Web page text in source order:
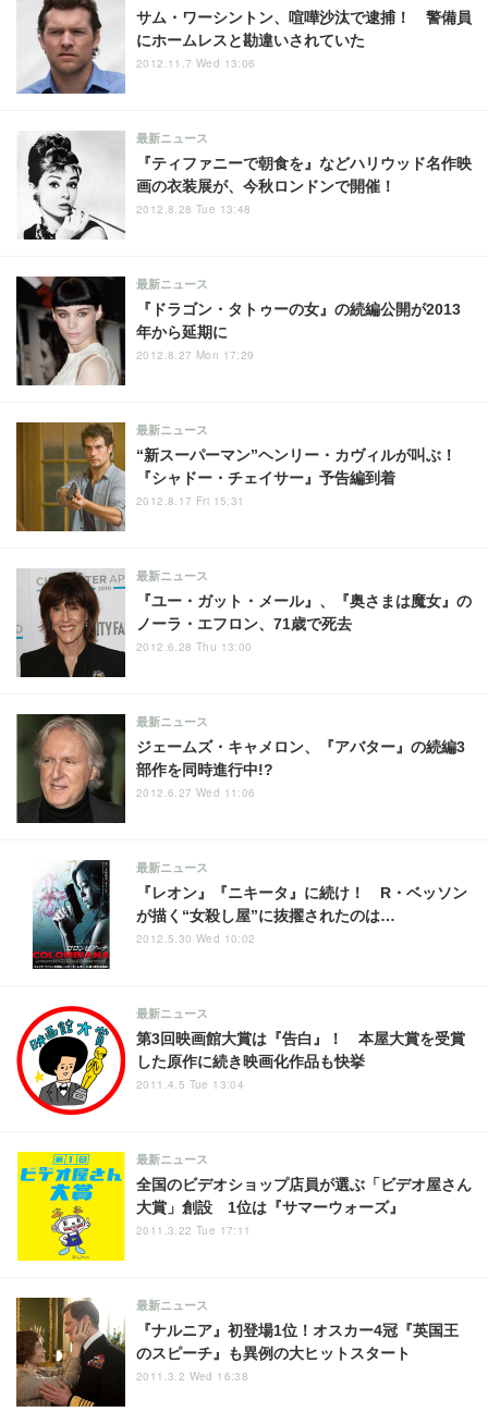
サム・ワーシントン、喧嘩沙汰で逮捕！ 警備員
にホームレスと勘違いされていた
2012.11.7 Wed 13:06
『ティファニーで朝食を』などハリウッド名作映
画の衣装展が、今秋ロンドンで開催！
最新ニュース
2012.8.28 Tue 13:48
『ドラゴン・タトゥーの女』の続編公開が2013
年から延期に
最新ニュース
2012.8.27 Mon 17:29
“新スーパーマン”ヘンリー・カヴィルが叫ぶ！
『シャドー・チェイサー』予告編到着
最新ニュース
2012.8.17 Fri 15:31
『ユー・ガット・メール』、『奥さまは魔女』の
ノーラ・エフロン、71歳で死去
最新ニュース
2012.6.28 Thu 13:00
ジェームズ・キャメロン、『アバター』の続編3
部作を同時進行中!?
最新ニュース
2012.6.27 Wed 11:06
『レオン』『ニキータ』に続け！ R・ベッソン
が描く“女殺し屋”に抜擢されたのは…
最新ニュース
2012.5.30 Wed 10:02
第3回映画館大賞は『告白』！ 本屋大賞を受賞
した原作に続き映画化作品も快挙
最新ニュース
2011.4.5 Tue 13:04
全国のビデオショップ店員が選ぶ「ビデオ屋さん
大賞」創設 1位は『サマーウォーズ』
最新ニュース
2011.3.22 Tue 17:11
『ナルニア』初登場1位！オスカー4冠『英国王
のスピーチ』も異例の大ヒットスタート
最新ニュース
2011.3.2 Wed 16:38